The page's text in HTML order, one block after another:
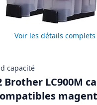
Voir les détails complets
capacité
Brother LC900M